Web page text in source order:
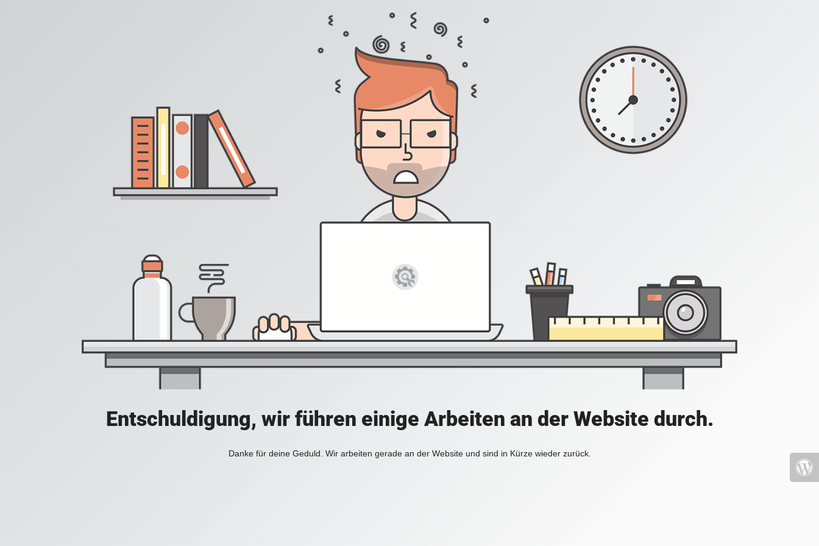
Entschuldigung, wir führen einige Arbeiten an der Website durch.
Danke für deine Geduld. Wir arbeiten gerade an der Website und sind in Kürze wieder zurück.